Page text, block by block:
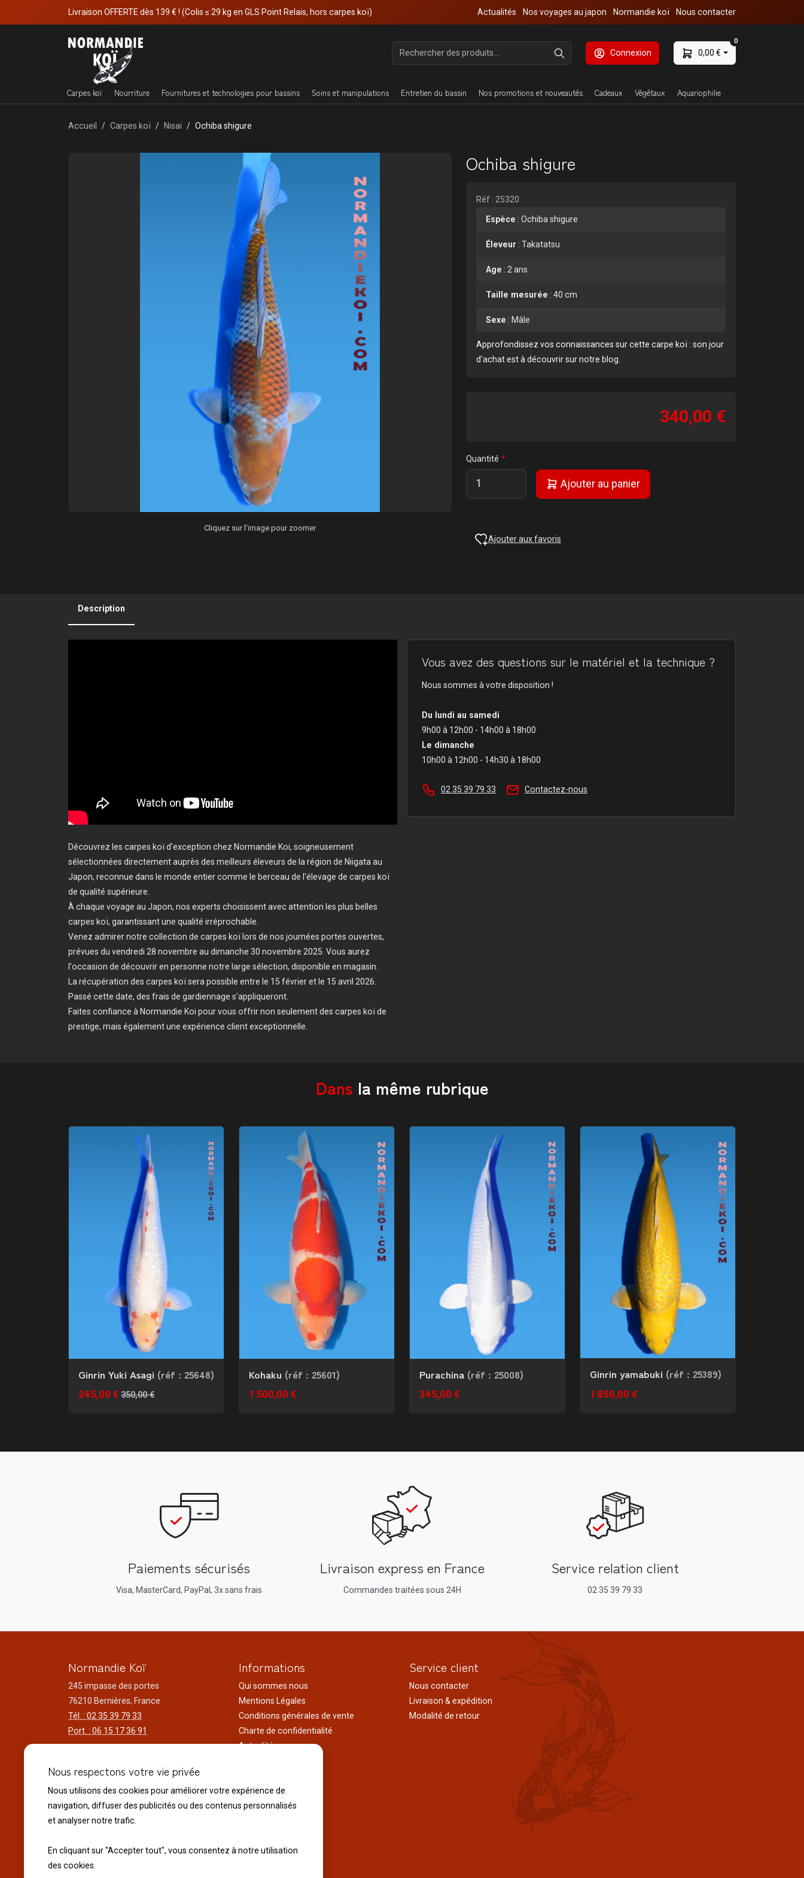
Livraison OFFERTE dès 139 € ! (Colis ≤ 29 kg en GLS Point Relais, hors carpes koï) Actualités Nos voyages au japon Normandie koï Nous contacter
Connexion 0,00 €
0
Carpes koï Nourriture Fournitures et technologies pour bassins Soins et manipulations Entretien du bassin Nos promotions et nouveautés Cadeaux Végétaux Aquariophilie
Accueil Carpes koï Nisai Ochiba shigure
Cliquez sur l'image pour zoomer
Ochiba shigure
Réf : 25320
Espèce : Ochiba shigure
Éleveur : Takatatsu
Age : 2 ans
Taille mesurée : 40 cm
Sexe : Mâle
Approfondissez vos connaissances sur cette carpe koï : son jour
d'achat est à découvrir sur notre blog
340,00 €
Quantité
Ajouter au panier
Ajouter aux favoris
Description
Découvrez les carpes koï d'exception chez Normandie Koi, soigneusement
sélectionnées directement auprès des meilleurs éleveurs de la région de Niigata au
Japon, reconnue dans le monde entier comme le berceau de l'élevage de carpes koï
de qualité supérieure.
À chaque voyage au Japon, nos experts choisissent avec attention les plus belles
carpes koï, garantissant une qualité irréprochable.
Venez admirer notre collection de carpes koï lors de nos journées portes ouvertes,
prévues du vendredi 28 novembre au dimanche 30 novembre 2025. Vous aurez
l'occasion de découvrir en personne notre large sélection, disponible en magasin.
La récupération des carpes koï sera possible entre le 15 février et le 15 avril 2026.
Passé cette date, des frais de gardiennage s'appliqueront.
Faites confiance à Normandie Koi pour vous offrir non seulement des carpes koï de
prestige, mais également une expérience client exceptionnelle.
Vous avez des questions sur le matériel et la technique ?
Nous sommes à votre disposition !
Du lundi au samedi
9h00 à 12h00 - 14h00 à 18h00
Le dimanche
10h00 à 12h00 - 14h30 à 18h00
02 35 39 79 33 Contactez-nous
Dans la même rubrique
Ginrin Yuki Asagi (réf : 25648)
245,00 € 350,00 €
Kohaku (réf : 25601)
1 500,00 €
Purachina (réf : 25008)
345,00 €
Ginrin yamabuki (réf : 25389)
1 850,00 €
Paiements sécurisés
Visa, MasterCard, PayPal, 3x sans frais
Livraison express en France
Commandes traitées sous 24H
Service relation client
02 35 39 79 33
Normandie Koï
245 impasse des portes
76210 Bernières, France
Tél. : 02 35 39 79 33
Port. : 06 15 17 36 91
Du lundi au samedi
9h00 à 12h00 - 14h00 à 18h30
Le dimanche
10h00 à 12h00 - 14h30 à 18h30
Le 14 juillet Fête Nationale
Le 15 Août Assomption
Informations
Qui sommes nous
Mentions Légales
Conditions générales de vente
Charte de confidentialité
Actualités
Liens utiles
Service client
Nous contacter
Livraison & expédition
Modalité de retour
Nous respectons votre vie privée
Nous utilisons des cookies pour améliorer votre expérience de
navigation, diffuser des publicités ou des contenus personnalisés
et analyser notre trafic.
En cliquant sur "Accepter tout", vous consentez à notre utilisation
des cookies.